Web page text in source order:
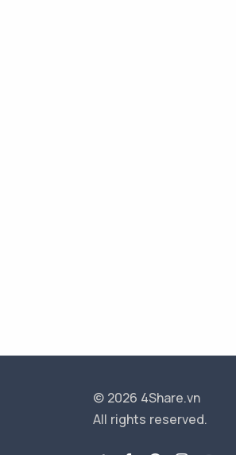
© 2026 4Share.vn
All rights reserved.